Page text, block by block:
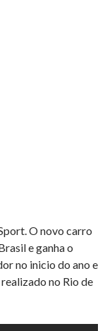
O novo carro
e ganha o
no inicio do ano e
no Rio de